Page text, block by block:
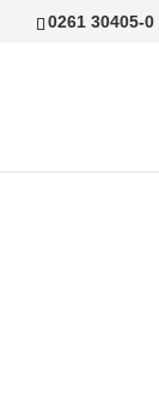
0261 30405-0